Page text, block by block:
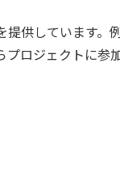
供しています。
ロジェクトに参